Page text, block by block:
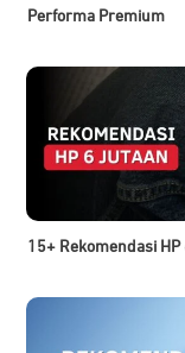
Performa Premium
15+ Rekomendasi